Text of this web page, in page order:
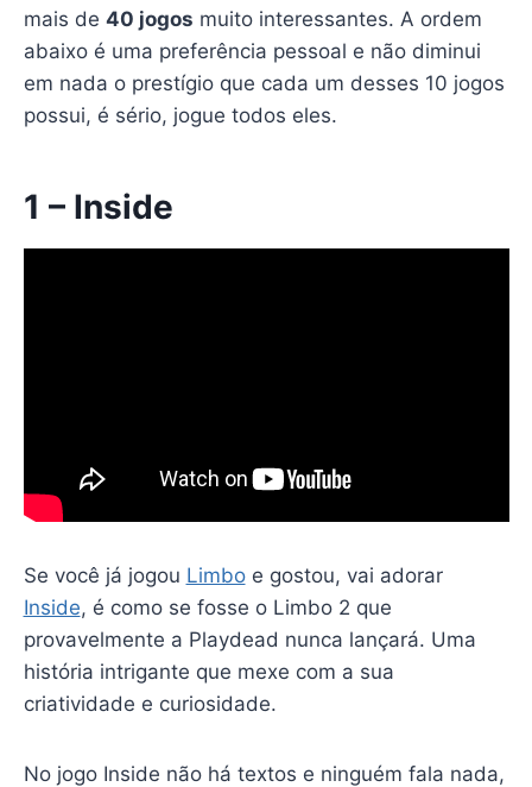
mais de 40 jogos muito interessantes. A ordem
abaixo é uma preferência pessoal e não diminui
em nada o prestígio que cada um desses 10 jogos
possui, é sério, jogue todos eles.
1 – Inside
Se você já jogou Limboe gostou, vai adorar
Inside, é como se fosse o Limbo 2 que
provavelmente a Playdead nunca lançará. Uma
história intrigante que mexe com a sua
criatividade e curiosidade.
No jogo Inside não há textos e ninguém fala nada,